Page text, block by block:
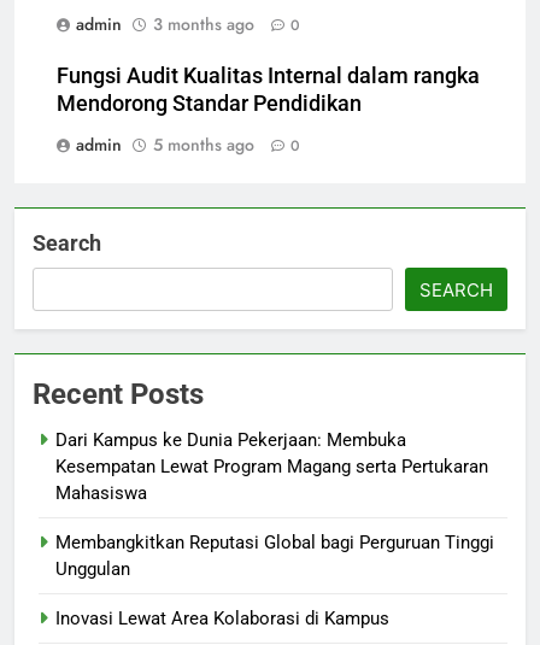
admin
3 months ago 0
Fungsi Audit Kualitas Internal dalam rangka
Mendorong Standar Pendidikan
admin
5 months ago 0
Search
SEARCH
Recent Posts
Dari Kampus ke Dunia Pekerjaan: Membuka
Kesempatan Lewat Program Magang serta Pertukaran
Mahasiswa
Membangkitkan Reputasi Global bagi Perguruan Tinggi
Unggulan
Inovasi Lewat Area Kolaborasi di Kampus